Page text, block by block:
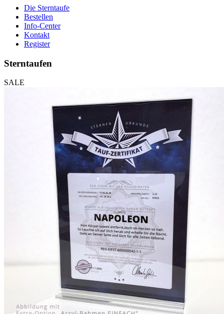
Die Sterntaufe
Bestellen
Info-Center
Kontakt
Register
Sterntaufen
SALE